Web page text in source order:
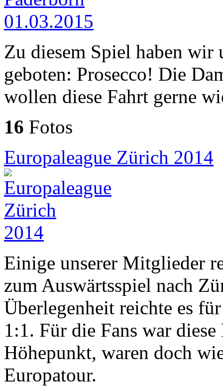
Zu diesem Spiel haben wir
geboten: Prosecco! Die
wollen diese Fahrt gerne
16 Fotos
Europaleague Zürich 2014
Einige unserer Mitglieder
zum Auswärtsspiel nach
Überlegenheit reichte es
1:1. Für die Fans war
Höhepunkt, waren doch
Europatour.